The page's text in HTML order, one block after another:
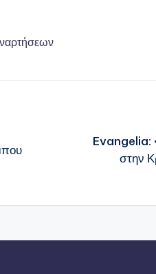
Evangelia:
στην